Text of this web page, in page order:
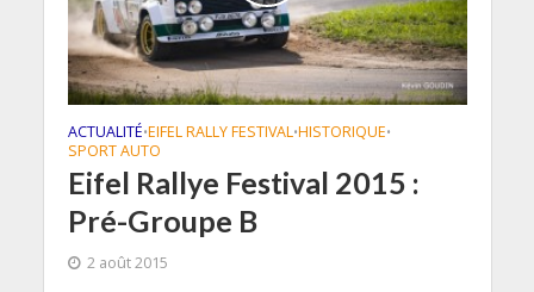
ACTUALITÉ•EIFEL RALLY FESTIVAL•HISTORIQUE•
SPORT AUTO
Eifel Rallye Festival 2015 :
Pré-Groupe B
2 août 2015